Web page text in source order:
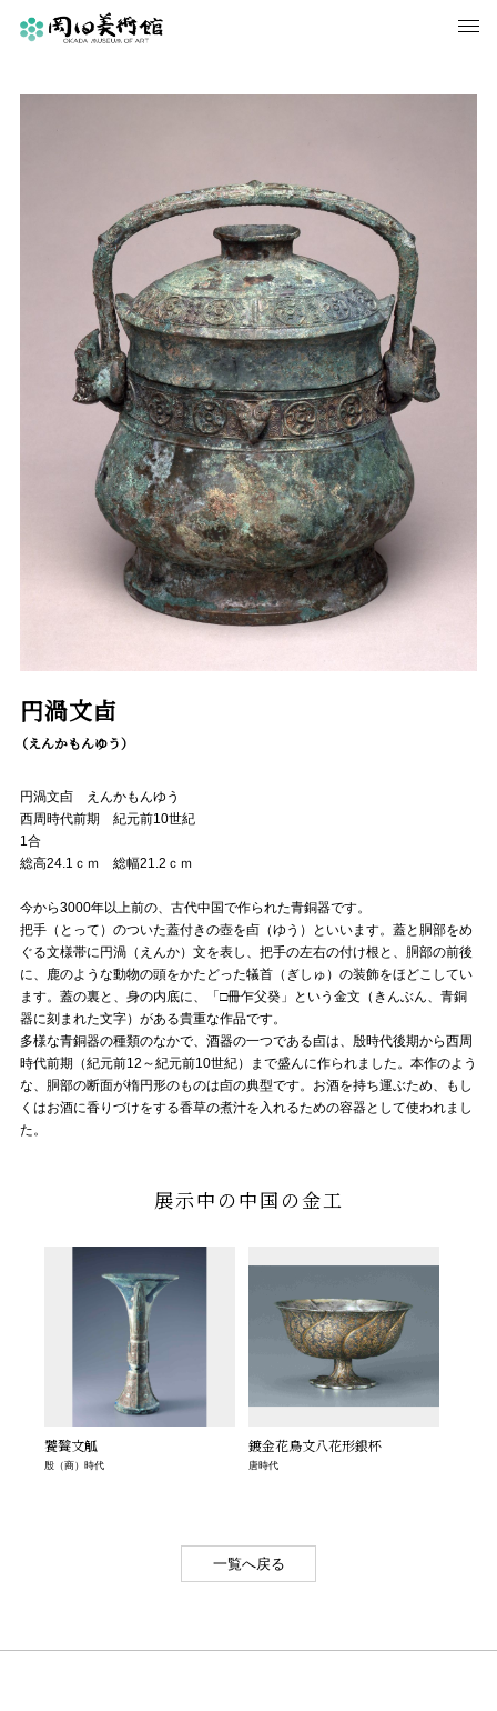
円渦文卣
（えんかもんゆう）
円渦文卣 えんかもんゆう
西周時代前期 紀元前10世紀
1合
総高24.1ｃｍ 総幅21.2ｃｍ
今から3000年以上前の、古代中国で作られた青銅器です。
把手（とって）のついた蓋付きの壺を卣（ゆう）といいます。蓋と胴部をめ
ぐる文様帯に円渦（えんか）文を表し、把手の左右の付け根と、胴部の前後
に、鹿のような動物の頭をかたどった犠首（ぎしゅ）の装飾をほどこしてい
ます。蓋の裏と、身の内底に、「□冊乍父癸」という金文（きんぶん、青銅
器に刻まれた文字）がある貴重な作品です。
多様な青銅器の種類のなかで、酒器の一つである卣は、殷時代後期から西周
時代前期（紀元前12～紀元前10世紀）まで盛んに作られました。本作のよう
な、胴部の断面が楕円形のものは卣の典型です。お酒を持ち運ぶため、もし
くはお酒に香りづけをする香草の煮汁を入れるための容器として使われまし
た。
展示中の中国の金工
饕餮文觚
殷（商）時代
鍍金花鳥文八花形銀杯
唐時代
一覧へ戻る